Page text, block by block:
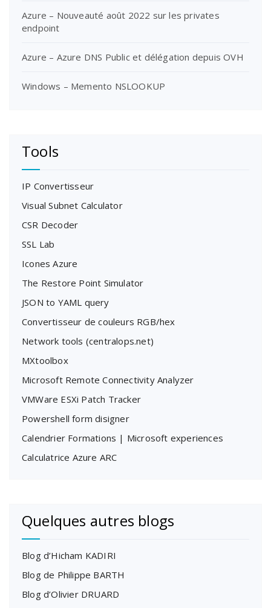
Azure – Nouveauté août 2022 sur les privates
endpoint
Azure – Azure DNS Public et délégation depuis OVH
Windows – Memento NSLOOKUP
Tools
IP Convertisseur
Visual Subnet Calculator
CSR Decoder
SSL Lab
Icones Azure
The Restore Point Simulator
JSON to YAML query
Convertisseur de couleurs RGB/hex
Network tools (centralops.net)
MXtoolbox
Microsoft Remote Connectivity Analyzer
VMWare ESXi Patch Tracker
Powershell form disigner
Calendrier Formations | Microsoft experiences
Calculatrice Azure ARC
Quelques autres blogs
Blog d’Hicham KADIRI
Blog de Philippe BARTH
Blog d’Olivier DRUARD